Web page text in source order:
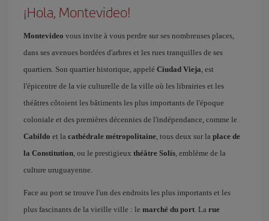
¡Hola, Montevideo!
Montevideo vous invite à vous perdre sur ses nombreuses places,
dans ses avenues bordées d'arbres et les rues tranquilles de ses
quartiers. Son quartier historique, appelé Ciudad Vieja, est
l'épicentre de la vie culturelle de la ville où les librairies et les
théâtres côtoient les bâtiments les plus importants de l'époque
coloniale et des premières décennies de l'indépendance, comme le
Cabildo et la cathédrale métropolitaine, tous deux sur la place de
la Constitution, ou le prestigieux théâtre Solís, emblème de la
culture uruguayenne.
Face au port se trouve l'un des endroits les plus importants et les
plus fascinants de la vieille ville : le marché du port. La rue